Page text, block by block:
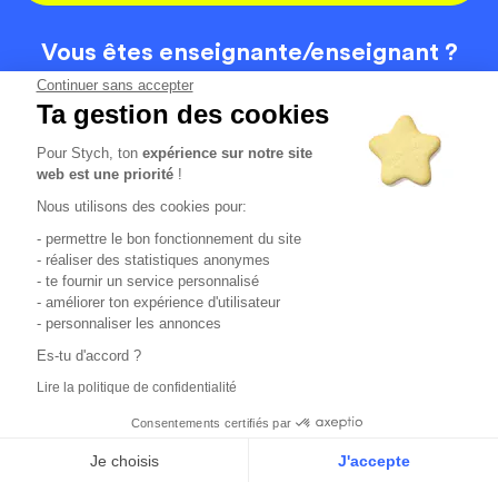
Continuer sans accepter
Ta gestion des cookies
Pour Stych, tonexpérience sur notre site
web est une priorité !
Nous utilisons des cookies pour:
- permettre le bon fonctionnement du site
- réaliser des statistiques anonymes
- te fournir un service personnalisé
- améliorer ton expérience d'utilisateur
- personnaliser les annonces
Es-tu d'accord ?
Lire la politique de confidentialité
Consentements certifiés par
Je choisis J'accepte
Vous êtes enseignante/enseignant ?
On recrute
Code de la route
Localisation
Contact
Tous les avis clients4.6/5 (51154 avis publiés)
Comment sont calculés nos taux de réussite ?
passé leur examen une ou deux fois au cours des 12 derniers